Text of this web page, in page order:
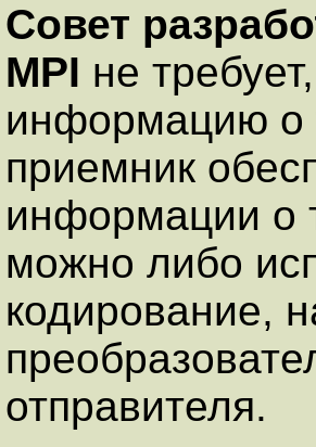
Совет
MPI не
информацию о
приемник
информации о
можно либо
кодирование,
отправителя.